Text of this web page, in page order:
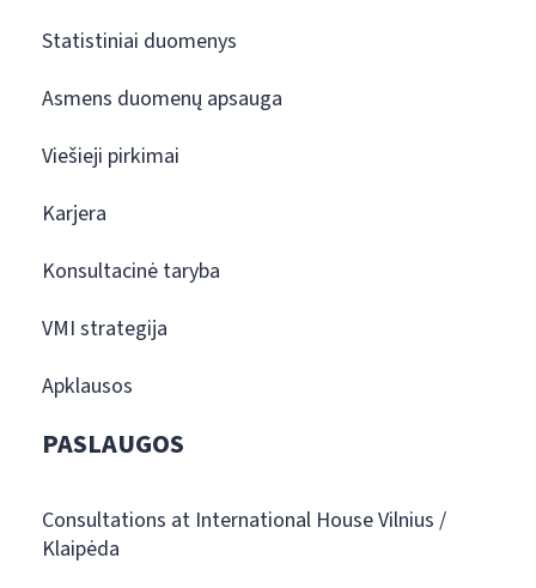
Statistiniai duomenys
Asmens duomenų apsauga
Viešieji pirkimai
Karjera
Konsultacinė taryba
VMI strategija
Apklausos
PASLAUGOS
Consultations at International House Vilnius /
Klaipėda